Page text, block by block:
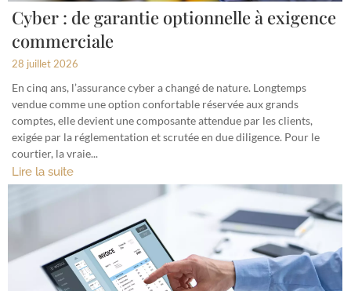
Cyber : de garantie optionnelle à exigence
commerciale
28 juillet 2026
En cinq ans, l’assurance cyber a changé de nature. Longtemps
vendue comme une option confortable réservée aux grands
comptes, elle devient une composante attendue par les clients,
exigée par la réglementation et scrutée en due diligence. Pour le
courtier, la vraie...
Lire la suite